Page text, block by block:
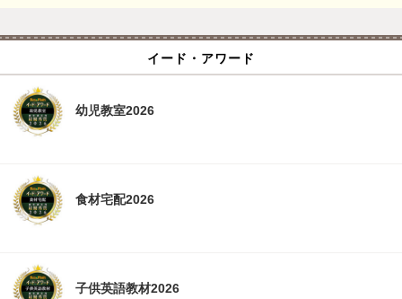
イード・アワード
幼児教室2026
食材宅配2026
子供英語教材2026